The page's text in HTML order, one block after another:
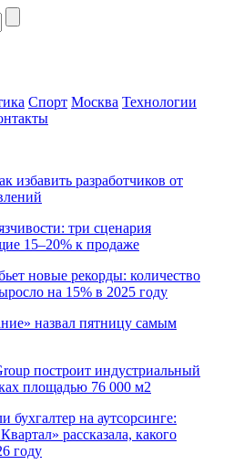
Спорт Москва Технологии
избавить разработчиков от
три сценария
15–20% к продаже
новые рекорды: количество
на 15% в 2025 году
назвал пятницу самым
построит индустриальный
площадью 76 000 м2
бухгалтер на аутсорсинге:
рассказала, какого
году